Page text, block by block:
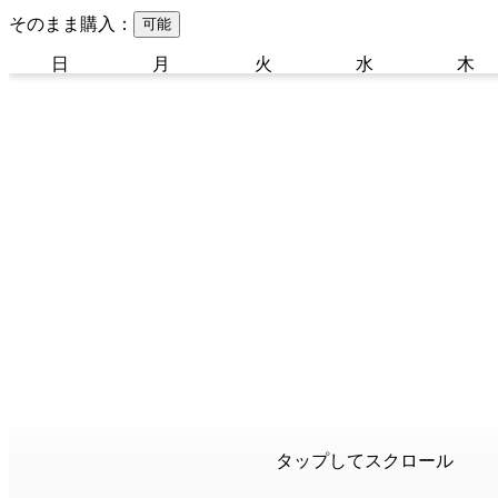
そのまま購入： 可能
日 月 火 水 木
タップしてスクロール